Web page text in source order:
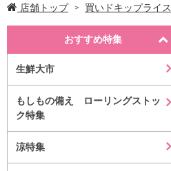
店舗トップ 買いドキップライス
おすすめ特集
生鮮大市
もしもの備え ローリングストッ
ク特集
涼特集